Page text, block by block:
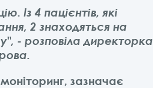
Із 4 пацієнтів, які
2 знаходяться на
- розповіла директорка
зазначає